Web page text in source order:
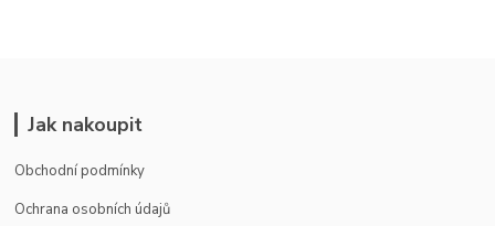
Jak nakoupit
Obchodní podmínky
Ochrana osobních údajů